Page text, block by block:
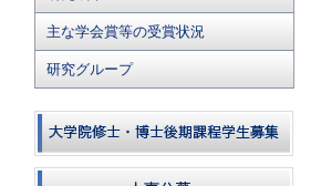
主な学会賞等の受賞状況
研究グループ